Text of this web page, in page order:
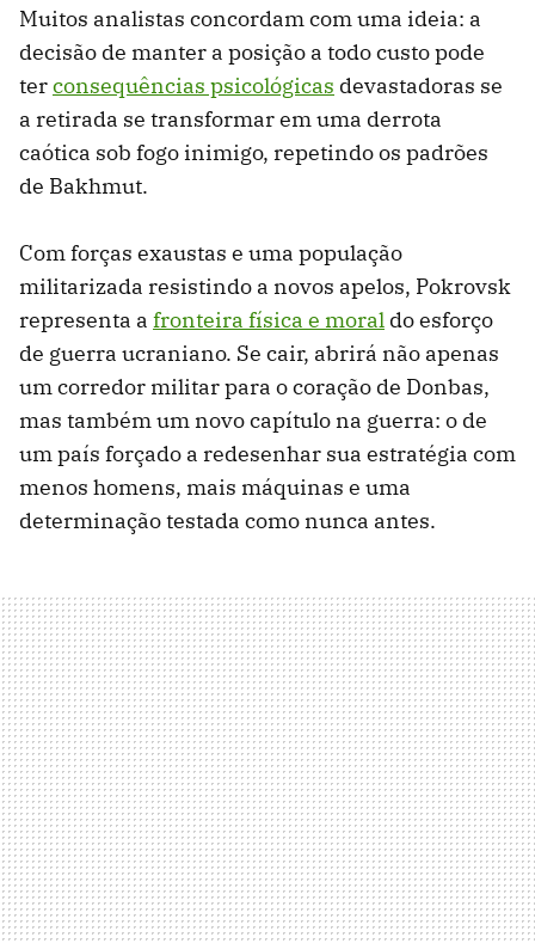
Muitos analistas concordam com uma ideia: a
decisão de manter a posição a todo custo pode
terconsequências psicológicas devastadoras se
a retirada se transformar em uma derrota
caótica sob fogo inimigo, repetindo os padrões
de Bakhmut.
Com forças exaustas e uma população
militarizada resistindo a novos apelos, Pokrovsk
representa a fronteira física e moral do esforço
de guerra ucraniano. Se cair, abrirá não apenas
um corredor militar para o coração de Donbas,
mas também um novo capítulo na guerra: o de
um país forçado a redesenhar sua estratégia com
menos homens, mais máquinas e uma
determinação testada como nunca antes.